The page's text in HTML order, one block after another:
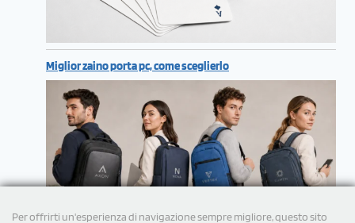
Per offrirti un'esperienza di navigazione sempre migliore, questo sito
Miglior zaino porta pc, come sceglierlo